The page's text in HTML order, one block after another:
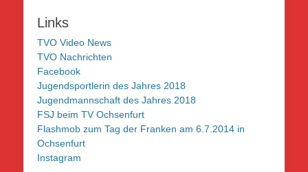
Links
TVO Video News
TVO Nachrichten
Facebook
Jugendsportlerin des Jahres 2018
Jugendmannschaft des Jahres 2018
FSJ beim TV Ochsenfurt
Flashmob zum Tag der Franken am 6.7.2014 in
Ochsenfurt
Instagram